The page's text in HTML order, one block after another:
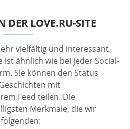
DER LOVE.RU-SITE
vielfältig und interessant.
ist ähnlich wie bei jeder Social-
Sie können den Status
mit
Feed teilen. Die
Merkmale, die wir